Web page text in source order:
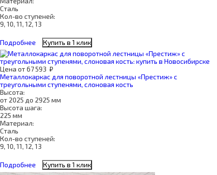
Сталь
Кол-во ступеней:
9, 10, 11, 12, 13
Подробнее Купить в 1 клик
Цена от67 593 ₽
Металлокаркас для поворотной лестницы «Престиж» с
треугольными ступенями, слоновая кость
Высота:
от 2025 до 2925 мм
Высота шага:
225 мм
Материал:
Сталь
Кол-во ступеней:
9, 10, 11, 12, 13
Подробнее Купить в 1 клик